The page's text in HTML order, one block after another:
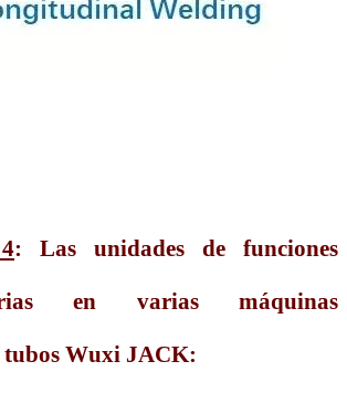
: Las unidades de funciones
en varias máquinas
tubos Wuxi JACK: